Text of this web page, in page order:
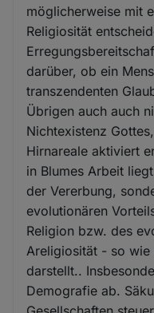
möglicherweise mit
Religiosität
darüber, ob ein
transzendenten
Übrigen auch auch
Nichtexistenz
Hirnareale aktiviert
in Blumes Arbeit
der Vererbung,
evolutionären
Religion bzw. des
Areligiosität - so
darstellt..
Demografie ab.